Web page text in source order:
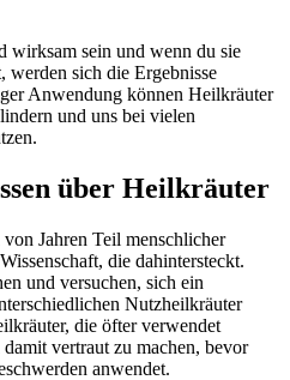
wirksam sein und wenn du sie
werden sich die Ergebnisse
Anwendung können Heilkräuter
und uns bei vielen
über Heilkräuter
Jahren Teil menschlicher
die dahintersteckt.
und versuchen, sich ein
Nutzheilkräuter
die öfter verwendet
vertraut zu machen, bevor
anwendet.